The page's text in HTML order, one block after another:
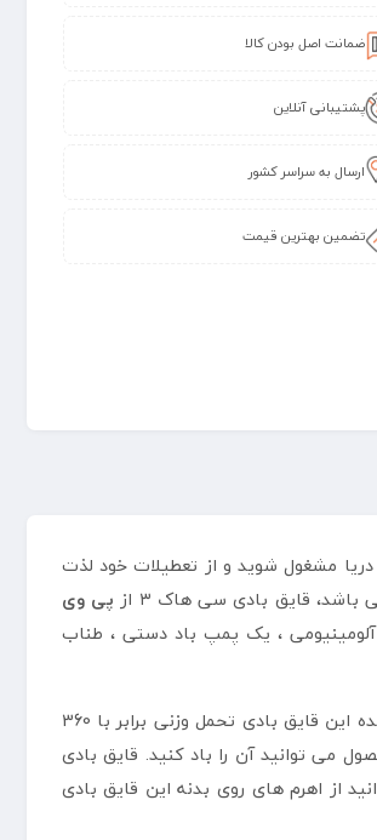
ضمانت اصل بودن کالا
پشتیبانی آنلاین
ارسال به سراسر کشور
تضمین بهترین قیمت
مشغول شوید و از تعطیلات خود لذت
پی وی
، یک پمپ باد دستی ، طناب
ابعاد این محصول برابر است با 295 سانتی متر به طول ، 137 سانتی متربه عرض وارتفاعی برابر با 43 سانتی متر دارد با توجه به ابعاد و جنس بدنه ی یاد شده این قایق بادی تحمل وزنی برابر با 360
می توانید آن را باد کنید. قایق بادی
از اهرم های روی بدنه این قایق بادی